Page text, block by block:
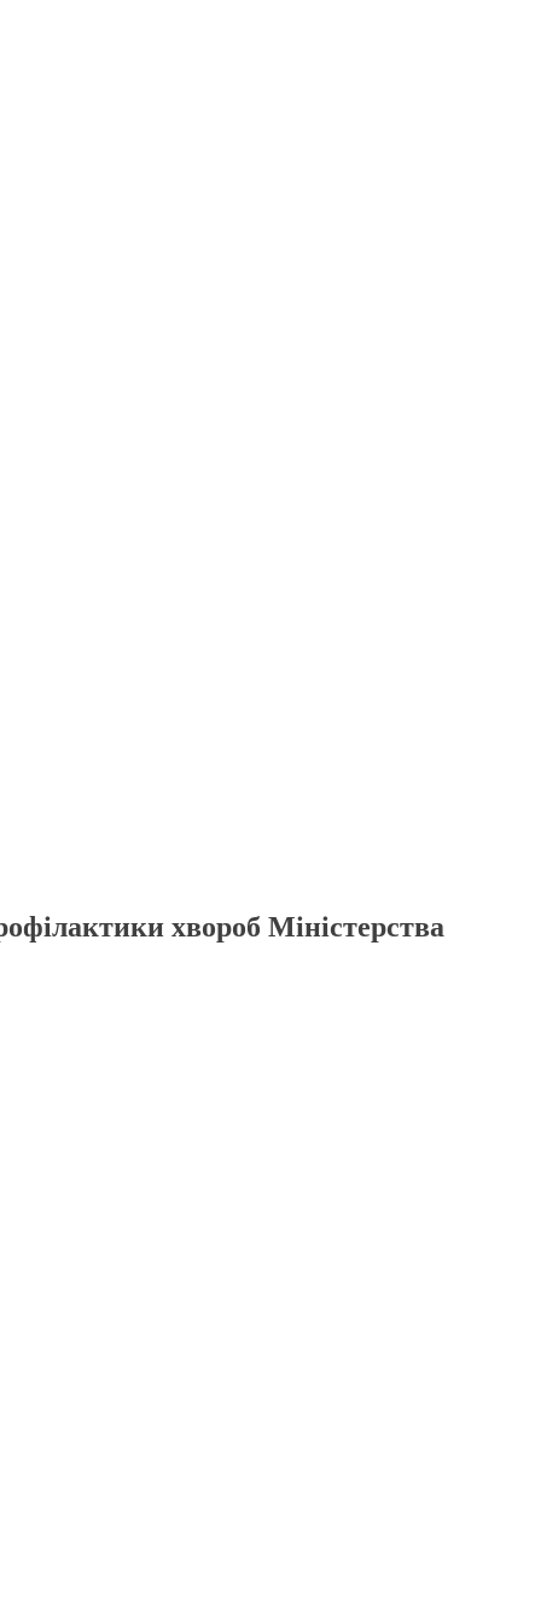
хвороб Міністерства